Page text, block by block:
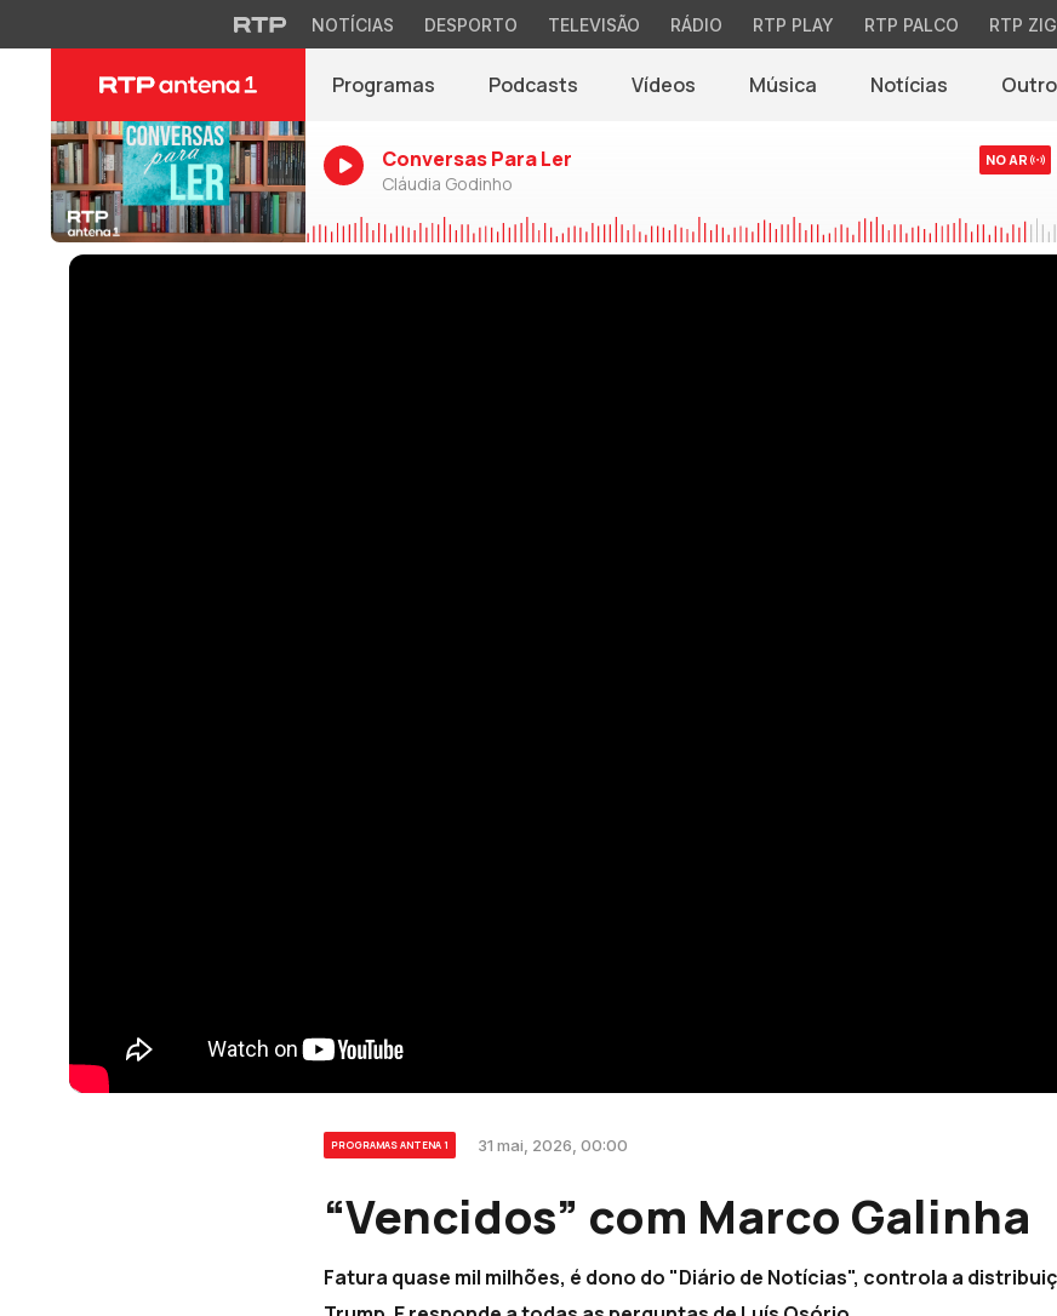
NOTÍCIAS DESPORTO TELEVISÃO RÁDIO RTP PLAY RTP PALCO RTP
Programas Podcasts Vídeos Música Notícias(abre em nova
Conversas Para Ler
Cláudia Godinho
NO AR
PROGRAMAS ANTENA 1 31 mai, 2026, 00:00
“Vencidos” com Marco Galinha
Fatura quase mil milhões, é dono do "Diário de Notícias", controla a